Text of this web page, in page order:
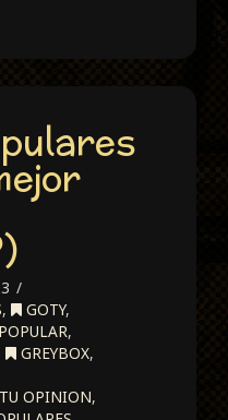
, GOTY,
,
GREYBOX,
OPINION,